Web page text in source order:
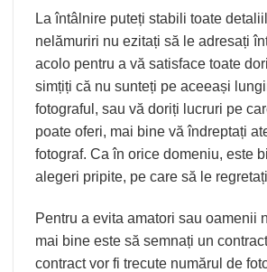
La întâlnire puteți stabili toate
nelămuriri nu ezitați să le adresați
acolo pentru a vă satisface toate
simțiți că nu sunteți pe aceeași
fotograful, sau vă doriți lucruri pe
poate oferi, mai bine vă îndreptați
fotograf. Ca în orice domeniu, este
alegeri pripite, pe care să le
Pentru a evita amatori sau oamenii
mai bine este să semnați un
contract vor fi trecute numărul de